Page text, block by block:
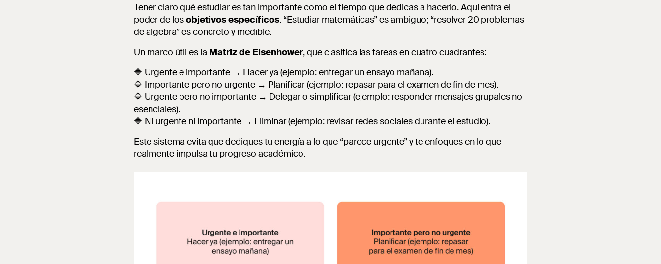
Tener claro qué estudiar es tan importante como el tiempo que dedicas a hacerlo. Aquí entra el
poder de losobjetivos específicos. “Estudiar matemáticas” es ambiguo; “resolver 20 problemas
de álgebra” es concreto y medible.
Un marco útil es la Matriz de Eisenhower, que clasifica las tareas en cuatro cuadrantes:
🔷 Urgente e importante → Hacer ya (ejemplo: entregar un ensayo mañana).
🔷 Importante pero no urgente → Planificar (ejemplo: repasar para el examen de fin de mes).
🔷 Urgente pero no importante → Delegar o simplificar (ejemplo: responder mensajes grupales no
esenciales).
🔷 Ni urgente ni importante → Eliminar (ejemplo: revisar redes sociales durante el estudio).
Este sistema evita que dediques tu energía a lo que “parece urgente” y te enfoques en lo que
realmente impulsa tu progreso académico.